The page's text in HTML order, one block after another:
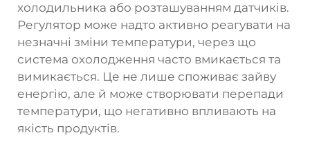
холодильника або розташуванням датчиків.
Регулятор може надто активно реагувати на
незначні зміни температури, через що
система охолодження часто вмикається та
вимикається. Це не лише споживає зайву
енергію, але й може створювати перепади
температури, що негативно впливають на
якість продуктів.